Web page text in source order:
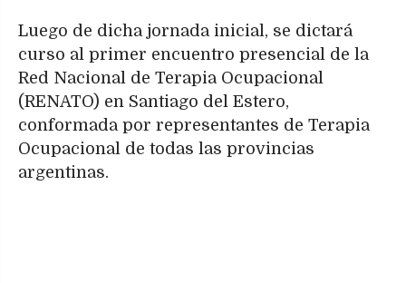
Luego de dicha jornada inicial, se dictará
curso al primer encuentro presencial de la
Red Nacional de Terapia Ocupacional
(RENATO) en Santiago del Estero,
conformada por representantes de Terapia
Ocupacional de todas las provincias
argentinas.